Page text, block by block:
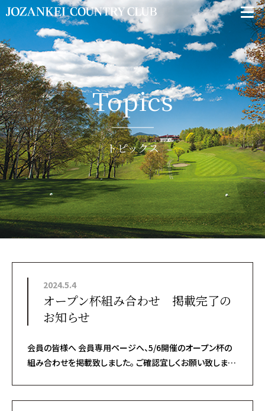
Topics
トピックス
2024.5.4
オープン杯組み合わせ 掲載完了の
お知らせ
会員の皆様へ 会員専用ページへ、5/6開催のオープン杯の
組み合わせを掲載致しました。 ご確認宜しくお願い致しま